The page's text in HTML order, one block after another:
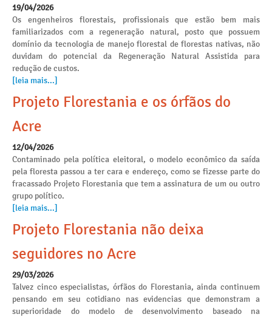
19/04/2026
Os engenheiros florestais, profissionais que estão bem mais
familiarizados com a regeneração natural, posto que possuem
domínio da tecnologia de manejo florestal de florestas nativas, não
duvidam do potencial da Regeneração Natural Assistida para
redução de custos.
[leia mais...]
Projeto Florestania e os órfãos do
Acre
12/04/2026
Contaminado pela política eleitoral, o modelo econômico da saída
pela floresta passou a ter cara e endereço, como se fizesse parte do
fracassado Projeto Florestania que tem a assinatura de um ou outro
grupo político.
[leia mais...]
Projeto Florestania não deixa
seguidores no Acre
29/03/2026
Talvez cinco especialistas, órfãos do Florestania, ainda continuem
pensando em seu cotidiano nas evidencias que demonstram a
superioridade do modelo de desenvolvimento baseado na